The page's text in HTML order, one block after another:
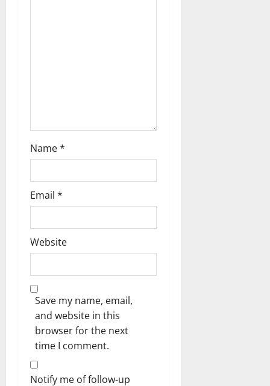
Name*
Email *
Website
Save my name, email,
and website in this
browser for the next
time I comment.
Notify me of follow-up